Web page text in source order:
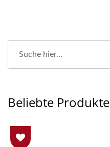
Beliebte Produkte